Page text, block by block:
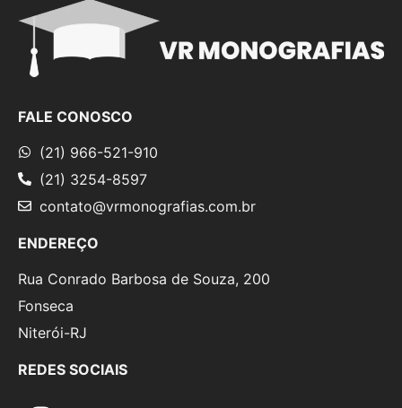
FALE CONOSCO
(21) 966-521-910
(21) 3254-8597
contato@vrmonografias.com.br
ENDEREÇO
Rua Conrado Barbosa de Souza, 200
Fonseca
Niterói-RJ
REDES SOCIAIS